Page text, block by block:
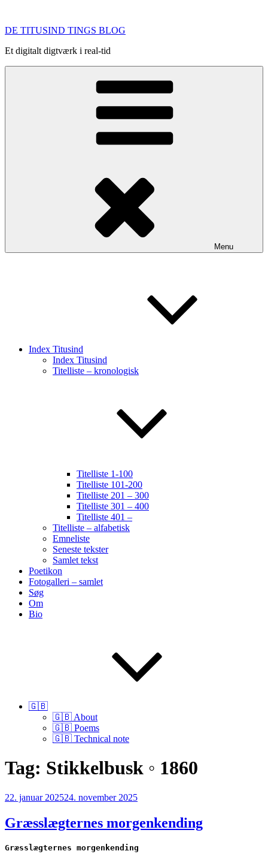
indhold
DE TITUSIND TINGS BLOG
Et digitalt digtværk i real-tid
Menu
Index Titusind
Index Titusind
Titelliste – kronologisk
Titelliste 1-100
Titelliste 101-200
Titelliste 201 – 300
Titelliste 301 – 400
Titelliste 401 –
Titelliste – alfabetisk
Emneliste
Seneste tekster
Samlet tekst
Poetikon
Fotogalleri – samlet
Søg
Om
Bio
🇬🇧
🇬🇧 About
🇬🇧 Poems
🇬🇧 Technical note
Tag: Stikkelbusk ◦ 1860
Udgivet
22. januar 202524. november 2025
Græsslægternes morgenkending
Græsslægternes morgenkending